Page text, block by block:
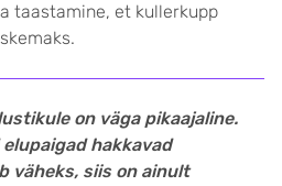
taastamine, et kullerkupp
on väga pikaajaline.
hakkavad
väheks, siis on ainult